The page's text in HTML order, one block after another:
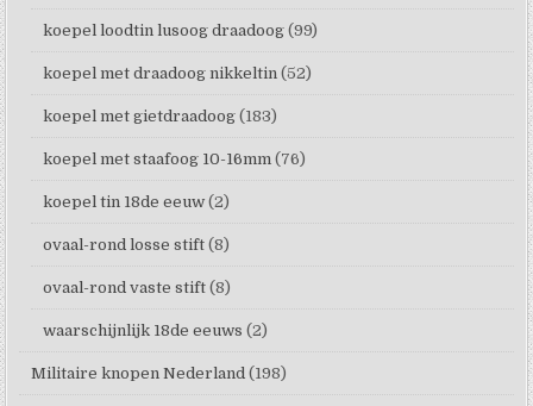
koepel loodtin lusoog draadoog (99)
koepel met draadoog nikkeltin (52)
koepel met gietdraadoog (183)
koepel met staafoog 10-16mm (76)
koepel tin 18de eeuw (2)
ovaal-rond losse stift (8)
ovaal-rond vaste stift (8)
waarschijnlijk 18de eeuws (2)
Militaire knopen Nederland (198)